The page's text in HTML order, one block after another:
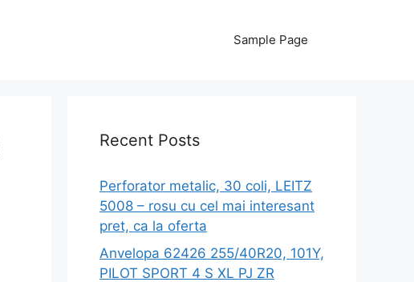
Sample Page
Recent Posts
Perforator metalic, 30 coli, LEITZ
5008 – rosu cu cel mai interesant
pret, ca la oferta
Anvelopa 62426 255/40R20, 101Y,
PILOT SPORT 4 S XL PJ ZR